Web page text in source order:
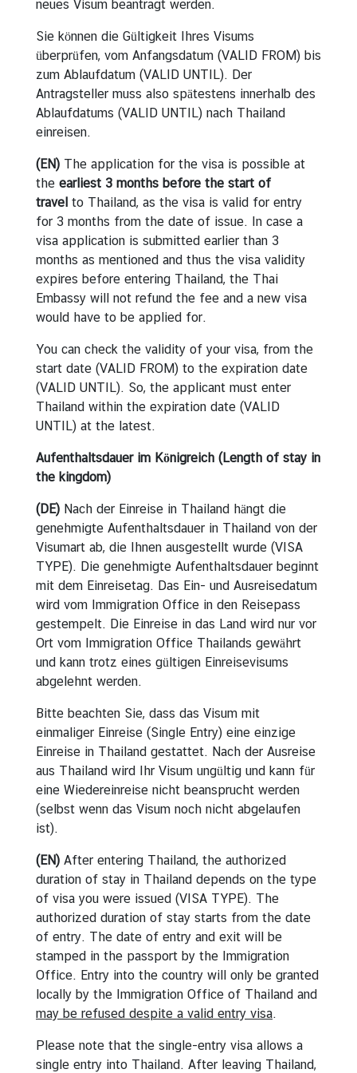
neues Visum beantragt werden.
Sie können die Gültigkeit Ihres Visums
überprüfen, vom Anfangsdatum (VALID FROM) bis
zum Ablaufdatum (VALID UNTIL). Der
Antragsteller muss also spätestens innerhalb des
Ablaufdatums (VALID UNTIL) nach Thailand
einreisen.
(EN) The application for the visa is possible at
the earliest 3 months before the start of
travel to Thailand, as the visa is valid for entry
for 3 months from the date of issue. In case a
visa application is submitted earlier than 3
months as mentioned and thus the visa validity
expires before entering Thailand, the Thai
Embassy will not refund the fee and a new visa
would have to be applied for.
You can check the validity of your visa, from the
start date (VALID FROM) to the expiration date
(VALID UNTIL). So, the applicant must enter
Thailand within the expiration date (VALID
UNTIL) at the latest.
Aufenthaltsdauer im Königreich (Length of stay in
the kingdom)
(DE) Nach der Einreise in Thailand hängt die
genehmigte Aufenthaltsdauer in Thailand von der
Visumart ab, die Ihnen ausgestellt wurde (VISA
TYPE). Die genehmigte Aufenthaltsdauer beginnt
mit dem Einreisetag. Das Ein- und Ausreisedatum
wird vom Immigration Office in den Reisepass
gestempelt. Die Einreise in das Land wird nur vor
Ort vom Immigration Office Thailands gewährt
und kann trotz eines gültigen Einreisevisums
abgelehnt werden.
Bitte beachten Sie, dass das Visum mit
einmaliger Einreise (Single Entry) eine einzige
Einreise in Thailand gestattet. Nach der Ausreise
aus Thailand wird Ihr Visum ungültig und kann für
eine Wiedereinreise nicht beansprucht werden
(selbst wenn das Visum noch nicht abgelaufen
ist).
(EN) After entering Thailand, the authorized
duration of stay in Thailand depends on the type
of visa you were issued (VISA TYPE). The
authorized duration of stay starts from the date
of entry. The date of entry and exit will be
stamped in the passport by the Immigration
Office. Entry into the country will only be granted
locally by the Immigration Office of Thailand and
may be refused despite a valid entry visa.
Please note that the single-entry visa allows a
single entry into Thailand. After leaving Thailand,